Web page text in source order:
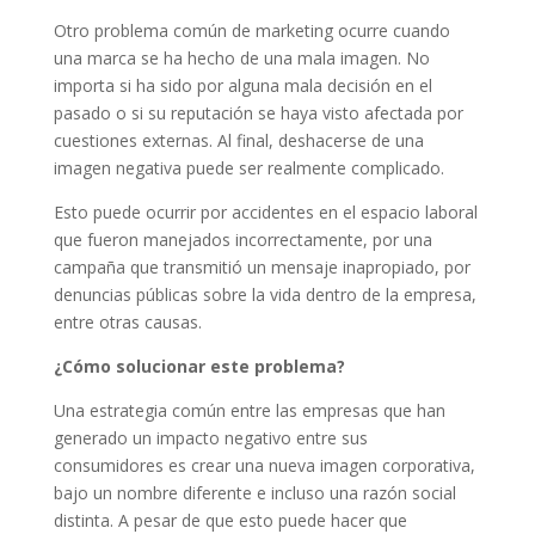
Otro problema común de marketing ocurre cuando
una marca se ha hecho de una mala imagen. No
importa si ha sido por alguna mala decisión en el
pasado o si su reputación se haya visto afectada por
cuestiones externas. Al final, deshacerse de una
imagen negativa puede ser realmente complicado.
Esto puede ocurrir por accidentes en el espacio laboral
que fueron manejados incorrectamente, por una
campaña que transmitió un mensaje inapropiado, por
denuncias públicas sobre la vida dentro de la empresa,
entre otras causas.
¿Cómo solucionar este problema?
Una estrategia común entre las empresas que han
generado un impacto negativo entre sus
consumidores es crear una nueva imagen corporativa,
bajo un nombre diferente e incluso una razón social
distinta. A pesar de que esto puede hacer que